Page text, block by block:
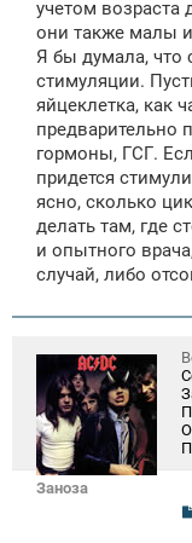
учетом
они также малы
Я бы думала, что
стимуляции.
яйцеклетка, как
предварительно
гормоны, ГСГ.
придется
ясно, сколько
делать там, где
и опытного
случай, либо
Заноза